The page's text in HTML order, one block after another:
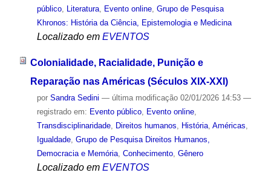
público, Literatura, Evento online, Grupo de Pesquisa
Khronos: História da Ciência, Epistemologia e Medicina
Localizado em EVENTOS
Colonialidade, Racialidade, Punição e
Reparação nas Américas (Séculos XIX-XXI)
por Sandra Sedini — última modificação02/01/2026 14:53 —
registrado em: Evento público, Evento online,
Transdisciplinaridade, Direitos humanos História, Américas
Igualdade, Grupo de Pesquisa Direitos Humanos,
Democracia e Memória, Conhecimento, Gênero
Localizado em EVENTOS